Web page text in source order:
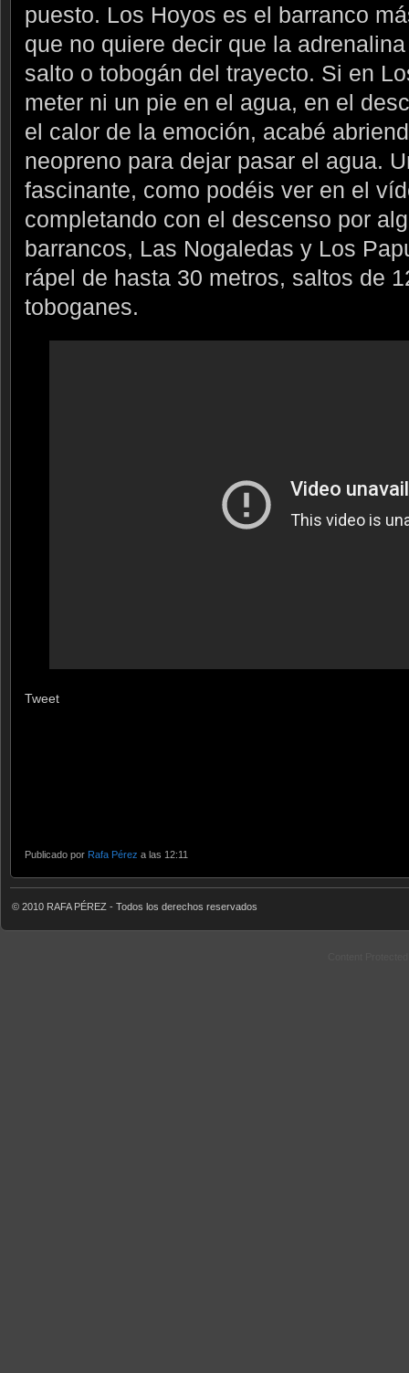
puesto. Los Hoyos es el barranco
que no quiere decir que la
salto o tobogán del trayecto. Si en
meter ni un pie en el agua, en el
el calor de la emoción, acabé
neopreno para dejar pasar el agua.
fascinante, como podéis ver en el
completando con el descenso por
barrancos, Las Nogaledas y Los
rápel de hasta 30 metros, saltos de
toboganes.
Tweet
Publicado por Rafa Pérez a las 12:11
© 2010 RAFA PÉREZ - Todos los derechos reservados